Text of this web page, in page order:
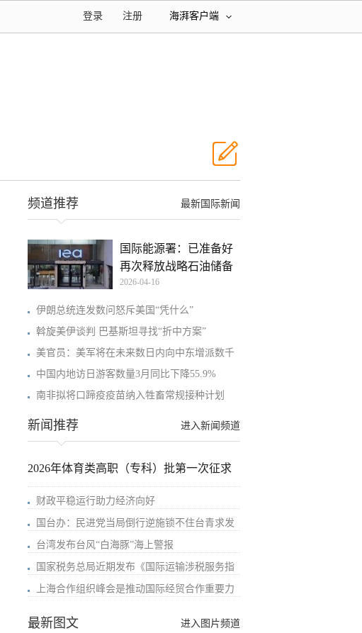
海湃客户端
注册
登录
最新国际新闻
频道推荐
国际能源署：已准备好
再次释放战略石油储备
2026-04-16
伊朗总统连发数问怒斥美国“凭什么”
斡旋美伊谈判 巴基斯坦寻找“折中方案”
美官员：美军将在未来数日内向中东增派数千
中国内地访日游客数量3月同比下降55.9%
南非拟将口蹄疫疫苗纳入牲畜常规接种计划
进入新闻频道
新闻推荐
2026年体育类高职（专科）批第一次征求
财政平稳运行助力经济向好
国台办：民进党当局倒行逆施锁不住台青求发
台湾发布台风“白海豚”海上警报
国家税务总局近期发布《国际运输涉税服务指
上海合作组织峰会是推动国际经贸合作重要力
进入图片频道
最新图文